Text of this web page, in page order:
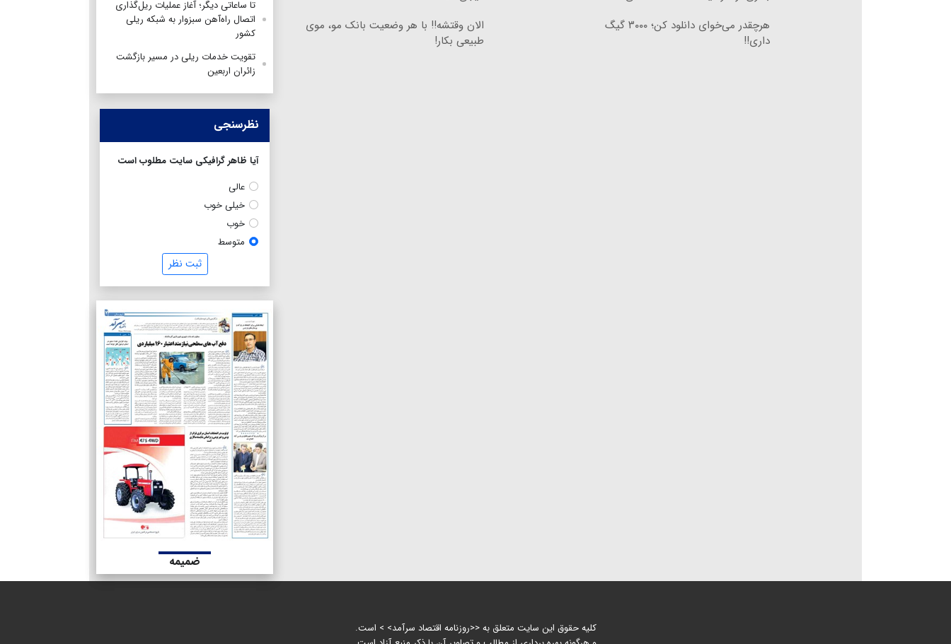
هرچقدر می‌خوای دانلود کن؛ ۳۰۰۰ گیگ
داری!!
الان وقتشه‼️ با هر وضعیت بانک مو، موی
طبیعی بکار!
تا ساعاتی دیگر؛ آغاز عملیات ریل‌گذاری
اتصال راه‌آهن سبزوار به شبکه ریلی
کشور
تقویت خدمات ریلی در مسیر بازگشت
زائران اربعین
نظرسنجی
آیا ظاهر گرافیکی سایت مطلوب است
عالی
خیلی خوب
خوب
متوسط
ثبت نظر
ضمیمه
کلیه حقوق این سایت متعلق به <<روزنامه اقتصاد سرآمد> > است.